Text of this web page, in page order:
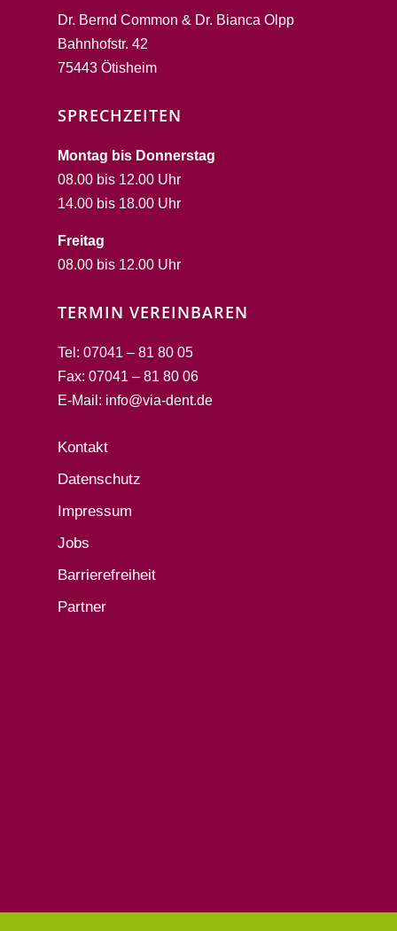
Dr. Bernd Common & Dr. Bianca Olpp
Bahnhofstr. 42
75443 Ötisheim
SPRECHZEITEN
Montag bis Donnerstag
08.00 bis 12.00 Uhr
14.00 bis 18.00 Uhr
Freitag
08.00 bis 12.00 Uhr
TERMIN VEREINBAREN
Tel: 07041 – 81 80 05
Fax: 07041 – 81 80 06
E-Mail: info@via-dent.de
Kontakt
Datenschutz
Impressum
Jobs
Barrierefreiheit
Partner